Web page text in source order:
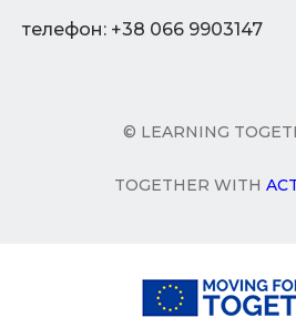
телефон: +38 066 9903147
© LEARNING
TOGETHER WITH